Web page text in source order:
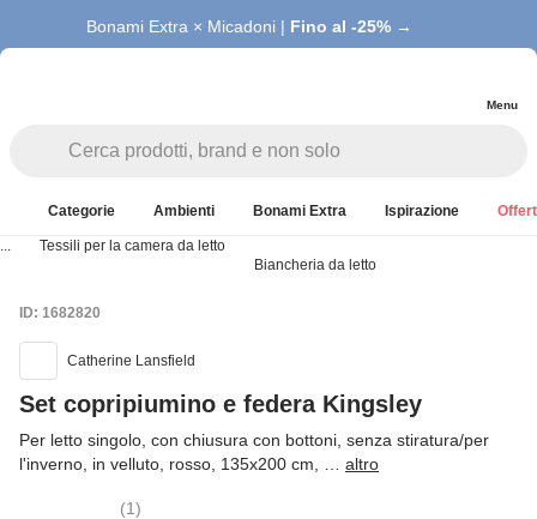
Bonami Extra × Micadoni | Fino al -25% →
Menu
Categorie Ambienti Bonami Extra Ispirazione
...
Tessili per la camera da letto
Biancheria da letto
ID: 1682820
Catherine Lansfield
Set copripiumino e federa Kingsley
Per letto singolo, con chiusura con bottoni, senza stiratura/per
l'inverno, in velluto, rosso, 135x200 cm
altro
(1)